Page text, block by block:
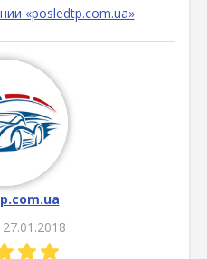
«posledtp.com.ua»